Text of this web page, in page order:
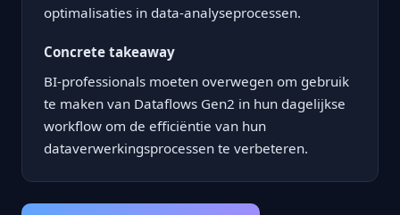
optimalisaties in data-analyseprocessen.
Concrete takeaway
BI-professionals moeten overwegen om gebruik
te maken van Dataflows Gen2 in hun dagelijkse
workflow om de efficiëntie van hun
dataverwerkingsprocessen te verbeteren.